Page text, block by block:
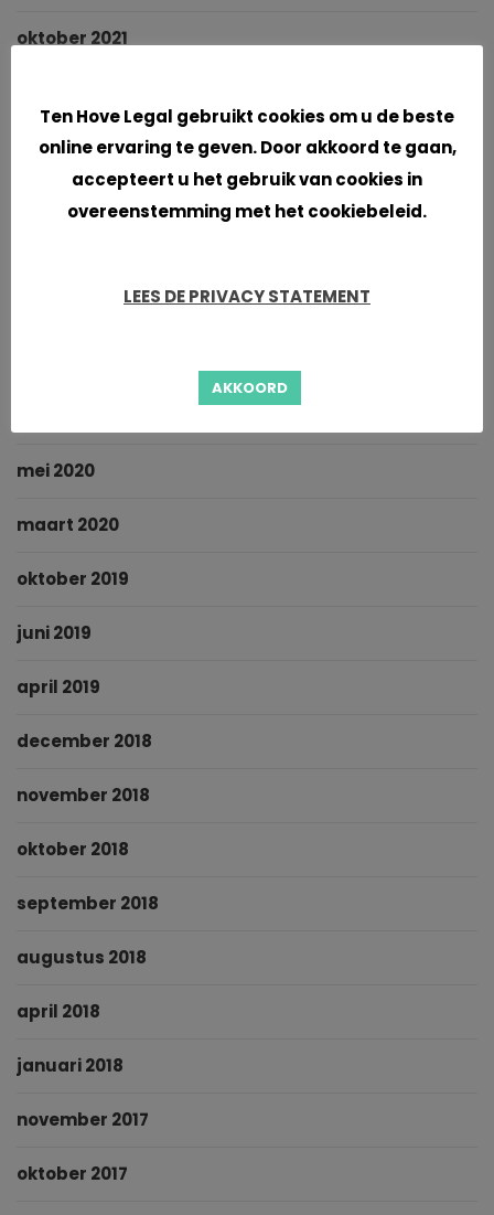
oktober 2021
juni 2021
mei 2020
maart 2020
oktober 2019
juni 2019
april 2019
december 2018
november 2018
oktober 2018
september 2018
augustus 2018
april 2018
januari 2018
november 2017
oktober 2017
Ten Hove Legal gebruikt cookies om u de beste
online ervaring te geven. Door akkoord te gaan,
accepteert u het gebruik van cookies in
overeenstemming met het cookiebeleid.
LEES DE PRIVACY STATEMENT
AKKOORD